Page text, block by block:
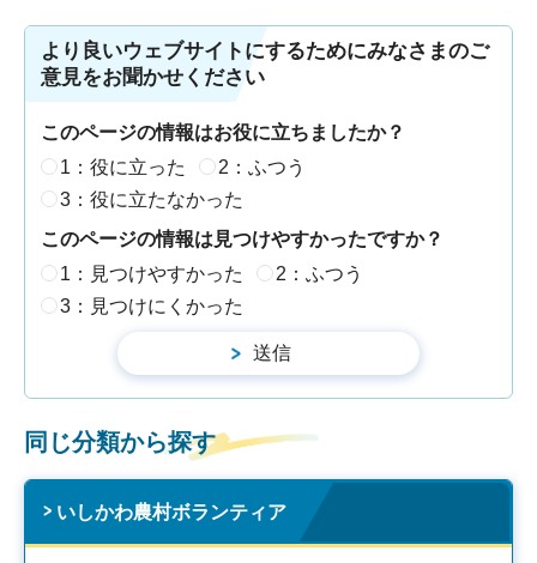
より良いウェブサイトにするためにみなさまのご
意見をお聞かせください
このページの情報はお役に立ちましたか？
1：役に立った
2：ふつう
3：役に立たなかった
このページの情報は見つけやすかったですか？
1：見つけやすかった
2：ふつう
3：見つけにくかった
同じ分類から探す
いしかわ農村ボランティア